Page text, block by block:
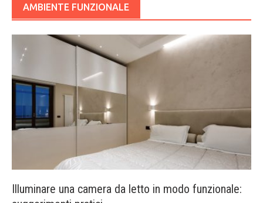
AMBIENTE FUNZIONALE
Illuminare una camera da letto in modo funzionale: